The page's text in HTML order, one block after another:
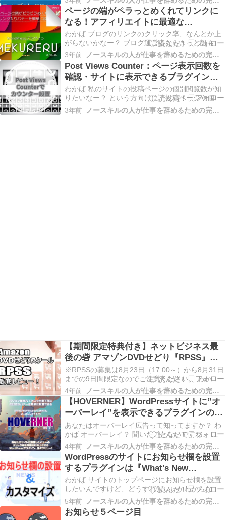
児をしながら自宅でできる小遣い稼ぎの方法を調
べ「ポイントサイト」⇒「サイトアフィリエイ
ト」⇒「アドセンス」とチャレンジし、月収100万
円以上…
ページの端がペラっとめくれてリンクに
なる！アフィリエイトに最適な
【MEKURERU：メクレル】プラグイン
わかば ブログのリンクのクリック率、なんとか上
がらないかなー？ ブログ運営者ならきっと誰もが
こう思ってますよね？ 山本 そんな風に悩んでいる
人にピッタリのプラグイン「MEKURERU：メクレ
ル」のご紹介です！ １．MEKURERUってどんな
プラグイン？ 「MEKURERU：メク…
3年前 ノースキルの人が仕事を辞めるための完全攻略マニュアル
Post Views Counter：ページ表示回数を
確認・サイトに表示できるプラグイン
【WP-PostViewsはもう古い】
わかば 私のサイトの投稿ページの個別閲覧数が知
りたいなー？ という方向けに、投稿ページや個別
ページなど、サイト内のあらゆるページの表示回
数を確認・サイトに表示させることができる
3年前 ノースキルの人が仕事を辞めるための完全攻略マニュアル
【期間限定特典付き】ネットビジネス最
後の砦 アマゾンDVDせどり『RPSS』徹
底レビュー
※RPSSの募集は8月23日（17:00～）から8月31日
までの9日間限定なのでご注意ください。 わかば
ブログもいいんだけど慣れるまでは記事作成が大
変。 もっとサクッと稼げるネットビジネスはない
んですかね～ こんな感じでお疲れ気味のあたなに
ぴったりの記事をご用意しました。 こ…
4年前 ノースキルの人が仕事を辞めるための完全攻略マニュアル
【HOVERNER】WordPressサイトに”オ
ーバーレイ”を表示できるプラグインの使
い勝手がすこぶる良かったのでご紹介
あなたはオーバーレイ広告って知ってますか？ わ
かば オーバーレイ？ 聞いたことないですね～ 山
本 わかばちゃんも絶対一度は見たことあるはずだ
よ そうです、スマホとかでサイトを開いた時に、
画面下からふわーっと表示される”アレ”のことで
す。 わかば あ～ これなら見たことあります！…
4年前 ノースキルの人が仕事を辞めるための完全攻略マニュアル
WordPressのサイトにお知らせ欄を設置
するプラグインは『What's New
Generator』一択だった！
わかば サイトのトップページにお知らせ欄を設置
したいんですけど、どうすればいいかわからなく
て・・・ 山本 ああ、それなら『What's New
Generator』プラグイン一択だね！ コーポレート
サイト（企業サイト）なんかでよく見る「お知ら
5年前 ノースキルの人が仕事を辞めるための完全攻略マニュアル
お知らせ５ページ目